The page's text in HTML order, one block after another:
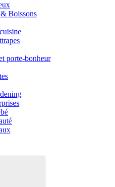
Boissons
porte-bonheur